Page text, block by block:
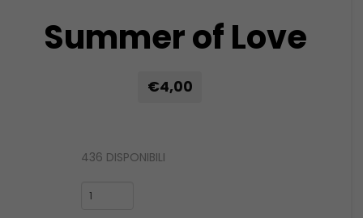
Summer of Love
€4,00
436 DISPONIBILI
Summer